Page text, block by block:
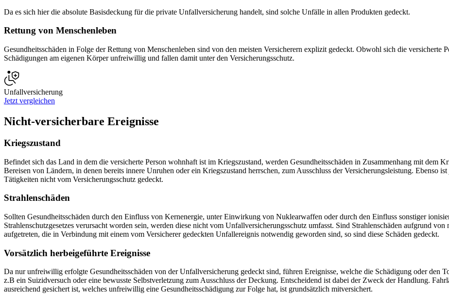
Da es sich hier die absolute Basisdeckung für die private Unfallversicherung handelt, sind solche Unfälle in allen Produkten gedeckt.
Rettung von Menschenleben
Gesundheitsschäden in Folge der Rettung von Menschenleben sind von den meisten Versicherern explizit gedeckt. Obwohl sich die versicherte
Schädigungen am eigenen Körper unfreiwillig und fallen damit unter den Versicherungsschutz.
Unfallversicherung
Jetzt vergleichen
Nicht-versicherbare Ereignisse
Kriegszustand
Befindet sich das Land in dem die versicherte Person wohnhaft ist im Kriegszustand, werden Gesundheitsschäden in Zusammenhang mit dem
Bereisen von Ländern, in denen bereits innere Unruhen oder ein Kriegszustand herrschen, zum Ausschluss der Versicherungsleistung. Ebenso
Tätigkeiten nicht vom Versicherungsschutz gedeckt.
Strahlenschäden
Sollten Gesundheitsschäden durch den Einfluss von Kernenergie, unter Einwirkung von Nuklearwaffen oder durch den Einfluss sonstiger
Strahlenschutzgesetzes verursacht worden sein, werden diese nicht vom Unfallversicherungsschutz umfasst. Sind Strahlenschäden aufgrund
aufgetreten, die in Verbindung mit einem vom Versicherer gedeckten Unfallereignis notwendig geworden sind, so sind diese Schäden gedeckt.
Vorsätzlich herbeigeführte Ereignisse
Da nur unfreiwillig erfolgte Gesundheitsschäden von der Unfallversicherung gedeckt sind, führen Ereignisse, welche die Schädigung oder den
z.B ein Suizidversuch oder eine bewusste Selbstverletzung zum Ausschluss der Deckung. Entscheidend ist dabei der Zweck der Handlung.
ausreichend gesichert ist, welches unfreiwillig eine Gesundheitsschädigung zur Folge hat, ist grundsätzlich mitversichert.